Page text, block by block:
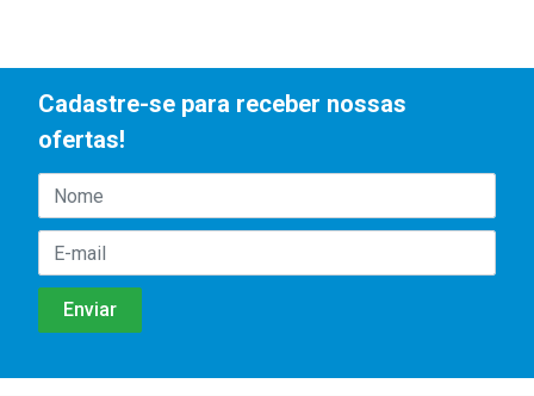
Cadastre-se para receber nossas
ofertas!